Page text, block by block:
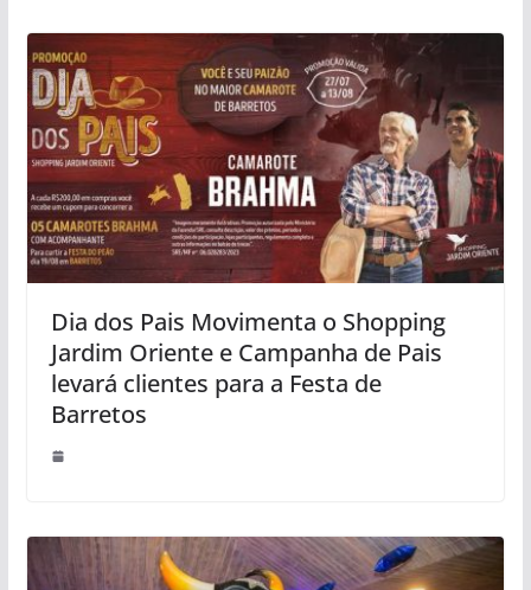
Dia dos Pais Movimenta o Shopping
Jardim Oriente e Campanha de Pais
levará clientes para a Festa de
Barretos